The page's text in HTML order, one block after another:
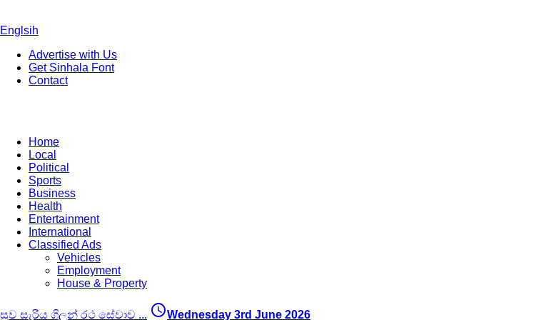
Englsih
Advertise with Us
Get Sinhala Font
Contact
Home
Local
Political
Sports
Business
Health
Entertainment
International
Classified Ads
Vehicles
Employment
House & Property
සුව සැරිය ගිලන් රථ සේවාව ... access_timeWednesday 3rd June 2026